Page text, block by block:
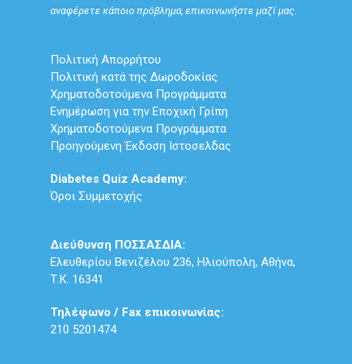
αναφέρετε κάποιο πρόβλημα, επικοινωνήστε μαζί μας.
Πολιτική Απορρήτου
Πολιτική κατά της Δωροδοκίας
Χρηματοδοτούμενα Προγράμματα
Ενημέρωση για την Εποχική Γρίπη
Χρηματοδοτούμενα Προγράμματα
Προηγούμενη Έκδοση Ιστοσελδας
Diabetes Quiz Academy:
Όροι Συμμετοχής
Διεύθυνση ΠΟΣΣΑΣΔΙΑ:
Ελευθερίου Βενιζέλου 236, Ηλιούπολη, Αθήνα,
Τ.Κ. 16341
Τηλέφωνο / Fax επικοινωνίας:
210 5201474